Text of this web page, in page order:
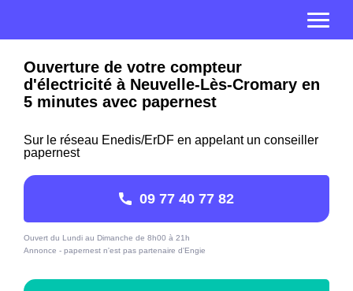
Ouverture de votre compteur
d'électricité à Neuvelle-Lès-Cromary en
5 minutes avec papernest
Sur le réseau Enedis/ErDF en appelant un conseiller
papernest
09 77 40 77 82
Ouvert du Lundi au Dimanche de 8h00 à 21h
Annonce - papernest n'est pas partenaire d'Engie